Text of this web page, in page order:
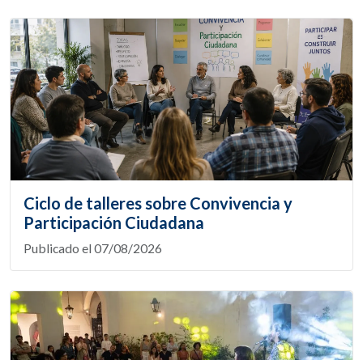
Ciclo de talleres sobre Convivencia y
Participación Ciudadana
Publicado el 07/08/2026